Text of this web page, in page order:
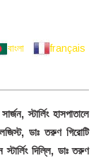
বাংলা français
স্টার্লিং হাসপাতালে
ডাঃ তরুণ গিরোটি
স্টার্লিং দিল্লি, ডাঃ তরুণ